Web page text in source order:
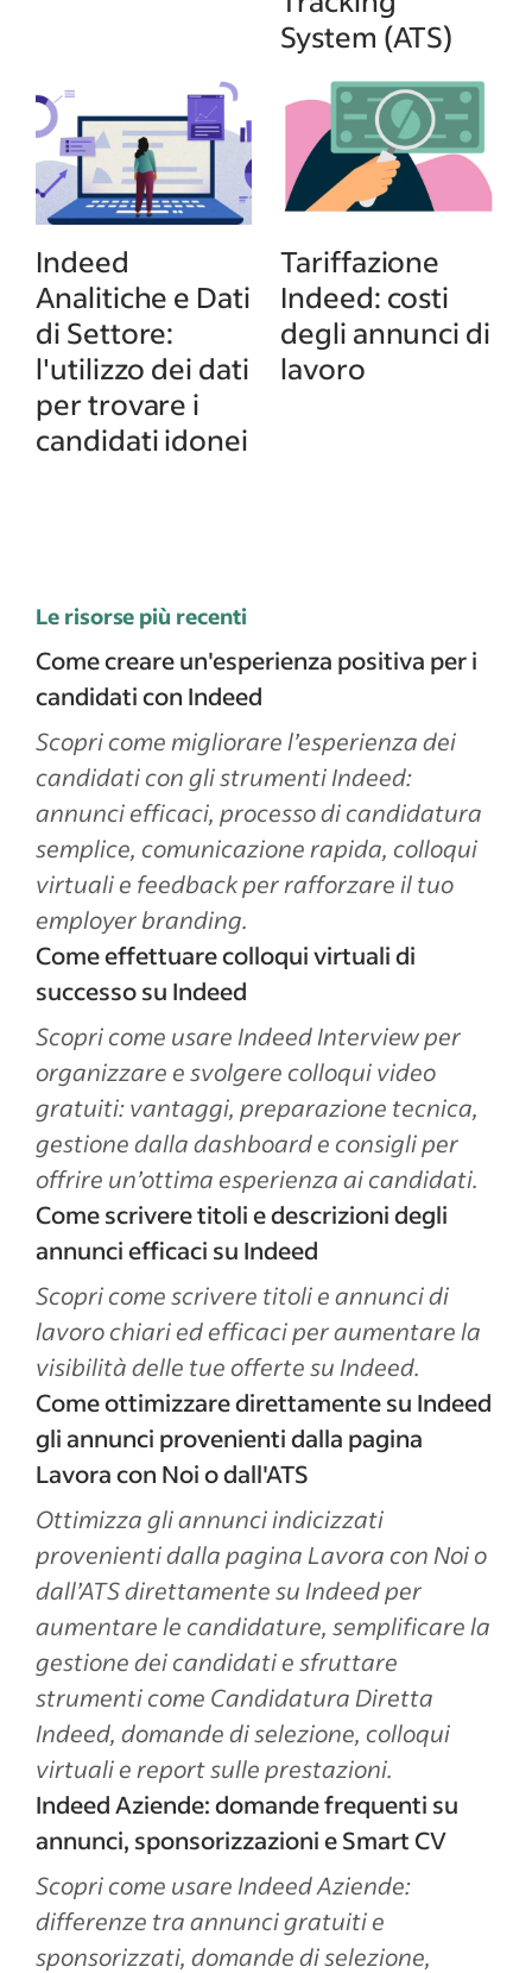
System (ATS)
Indeed
Analitiche e Dati
di Settore:
l'utilizzo dei dati
per trovare i
candidati idonei
Tariffazione
Indeed: costi
degli annunci di
lavoro
Le risorse più recenti
Come creare un'esperienza positiva per i
candidati con Indeed
Scopri come migliorare l’esperienza dei
candidati con gli strumenti Indeed:
annunci efficaci, processo di candidatura
semplice, comunicazione rapida, colloqui
virtuali e feedback per rafforzare il tuo
employer branding.
Come effettuare colloqui virtuali di
successo su Indeed
Scopri come usare Indeed Interview per
organizzare e svolgere colloqui video
gratuiti: vantaggi, preparazione tecnica,
gestione dalla dashboard e consigli per
offrire un’ottima esperienza ai candidati.
Come scrivere titoli e descrizioni degli
annunci efficaci su Indeed
Scopri come scrivere titoli e annunci di
lavoro chiari ed efficaci per aumentare la
visibilità delle tue offerte su Indeed.
Come ottimizzare direttamente su Indeed
gli annunci provenienti dalla pagina
Lavora con Noi o dall'ATS
Ottimizza gli annunci indicizzati
provenienti dalla pagina Lavora con Noi o
dall’ATS direttamente su Indeed per
aumentare le candidature, semplificare la
gestione dei candidati e sfruttare
strumenti come Candidatura Diretta
Indeed, domande di selezione, colloqui
virtuali e report sulle prestazioni.
Indeed Aziende: domande frequenti su
annunci, sponsorizzazioni e Smart CV
Scopri come usare Indeed Aziende:
differenze tra annunci gratuiti e
sponsorizzati, domande di selezione,